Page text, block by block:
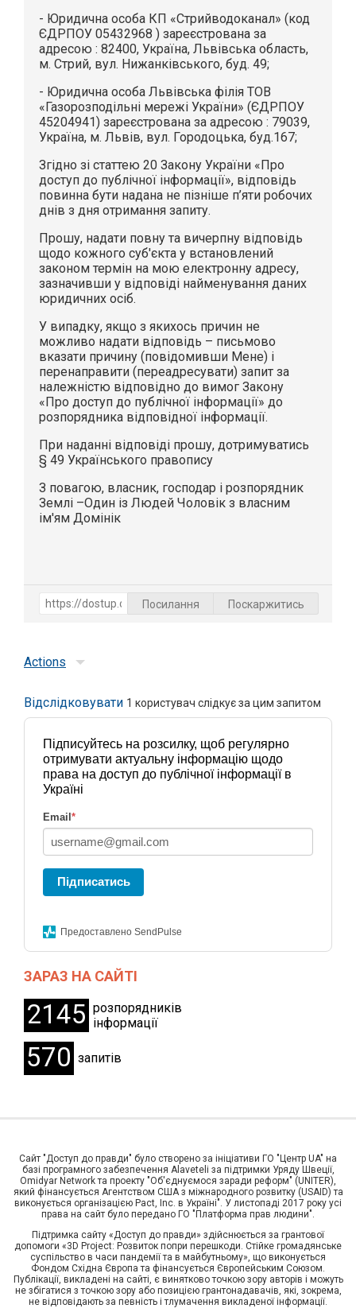
- Юридична особа КП «Стрийводоканал» (код
ЄДРПОУ 05432968 ) зареєстрована за
адресою : 82400, Україна, Львівська область,
м. Стрий, вул. Нижанківського, буд. 49;
- Юридична особа Львівська філія ТОВ
«Газорозподільні мережі України» (ЄДРПОУ
45204941) зареєстрована за адресою : 79039,
Україна, м. Львів, вул. Городоцька, буд.167;
Згідно зі статтею 20 Закону України «Про
доступ до публічної інформації», відповідь
повинна бути надана не пізніше п’яти робочих
днів з дня отримання запиту.
Прошу, надати повну та вичерпну відповідь
щодо кожного суб'єкта у встановлений
законом термін на мою електронну адресу,
зазначивши у відповіді найменування даних
юридичних осіб.
У випадку, якщо з якихось причин не
можливо надати відповідь – письмово
вказати причину (повідомивши Мене) і
перенаправити (переадресувати) запит за
належністю відповідно до вимог Закону
«Про доступ до публічної інформації» до
розпорядника відповідної інформації.
При наданні відповіді прошу, дотримуватись
§ 49 Українського правопису
З повагою, власник, господар і розпорядник
Землі –Один із Людей Чоловік з власним
ім'ям Домінік
Посилання Поскаржитись
Actions
Відслідковувати 1 користувач слідкує за цим запитом
Підписуйтесь на розсилку, щоб регулярно
отримувати актуальну інформацію щодо
права на доступ до публічної інформації в
Україні
Email *
Підписатись
Предоставлено SendPulse
ЗАРАЗ НА САЙТІ
2145 розпорядників
інформації
570 запитів
Сайт "Доступ до правди" було створено за ініціативи ГО "Центр UA" на
базі програмного забезпечення Alaveteli за підтримки Уряду Швеції,
Omidyar Network та проекту "Об'єднуємося заради реформ" (UNITER),
який фінансується Агентством США з міжнародного розвитку (USAID) та
виконується організацією Pact, Inc. в Україні". У листопаді 2017 року усі
права на сайт було передано ГО "Платформа прав людини".
Підтримка сайту «Доступ до правди» здійснюється за грантової
допомоги «3D Project: Розвиток попри перешкоди. Стійке громадянське
суспільство в часи пандемії та в майбутньому», що виконується
Фондом Східна Європа та фінансується Європейським Союзом.
Публікації, викладені на сайті, є винятково точкою зору авторів і можуть
не збігатися з точкою зору або позицією грантонадавачів, які, зокрема,
не відповідають за певність і тлумачення викладеної інформації.
Підписуйтесь на розсилку, щоб регулярно
отримувати актуальну інформацію щодо права на
доступ до публічної інформації в Україні
Email*
Предоставлено SendPulse